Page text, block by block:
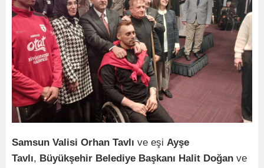
Samsun Valisi Orhan Tavlı ve eşi Ayşe
Tavlı, Büyükşehir Belediye Başkanı Halit Doğan ve